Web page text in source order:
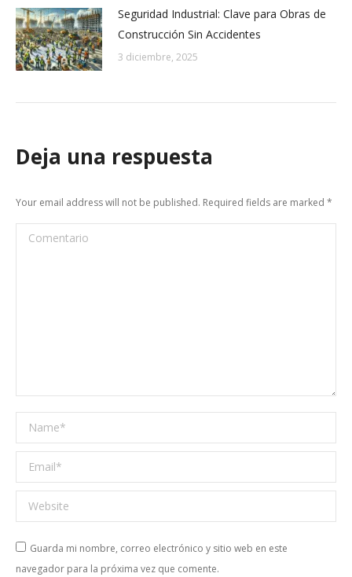
Seguridad Industrial: Clave para Obras de
Construcción Sin Accidentes
3 diciembre, 2025
Deja una respuesta
Your email address will not be published. Required fields are marked *
Comentario
Name *
Email *
Website
Guarda mi nombre, correo electrónico y sitio web en este
navegador para la próxima vez que comente.